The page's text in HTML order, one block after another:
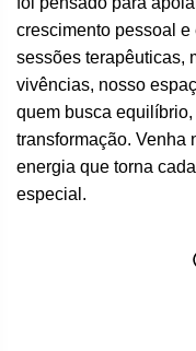
crescimento pessoal
sessões terapêuticas,
vivências, nosso
quem busca
transformação. Venha
energia que torna
especial.